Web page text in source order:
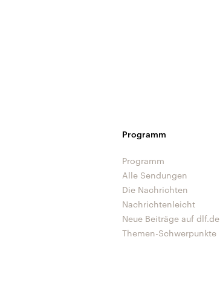
Programm
Programm
Alle Sendungen
Die Nachrichten
Nachrichtenleicht
Neue Beiträge auf dlf.de
Themen-Schwerpunkte